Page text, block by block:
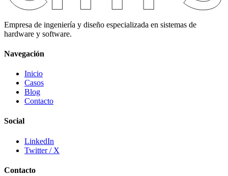
Empresa de ingeniería y diseño especializada en sistemas de
hardware y software.
Navegación
Inicio
Casos
Blog
Contacto
Social
LinkedIn
Twitter / X
Contacto